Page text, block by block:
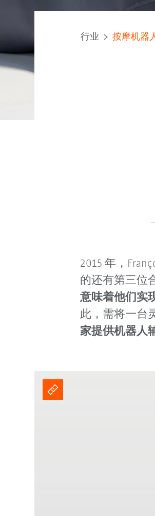
行业 按摩机器
2015 年，
的还有第三位
意味着他们实
此，需将一台
家提供机器人